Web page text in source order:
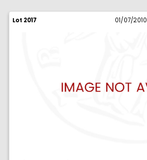
Lot 2017 01/07/2010